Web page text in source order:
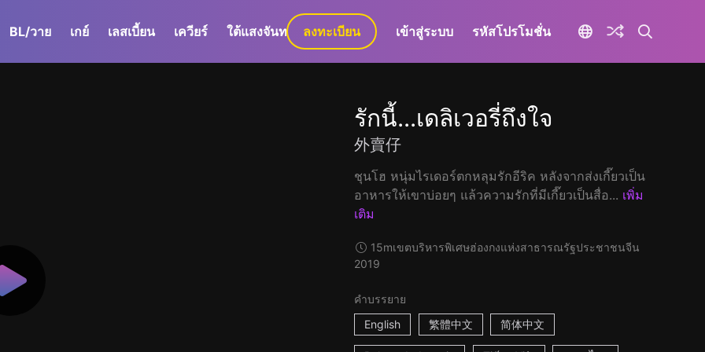
BL/วาย เกย์ เลสเบี้ยน เควียร์ ใต้แสงจันทร์ GaLa+
ลงทะเบียน เข้าสู่ระบบ รหัสโปรโมชั่น
รักนี้...เดลิเวอรี่ถึงใจ
外賣仔
ชุนโฮ หนุ่มไรเดอร์ตกหลุมรักอีริค หลังจากส่งเกี๊ยวเป็น
อาหารให้เขาบ่อยๆ แล้วความรักที่มีเกี๊ยวเป็นสื่อ... เพิ่ม
เติม
15mเขตบริหารพิเศษฮ่องกงแห่งสาธารณรัฐประชาชนจีน
2019
คำบรรยาย
English
繁體中文 简体中文